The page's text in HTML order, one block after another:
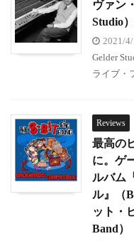
ヴァン
Studio
2021/
Gelder
ライブ・
Reviews
最高の
に。ゲ
ルバム
ル』（
ット・
Band）